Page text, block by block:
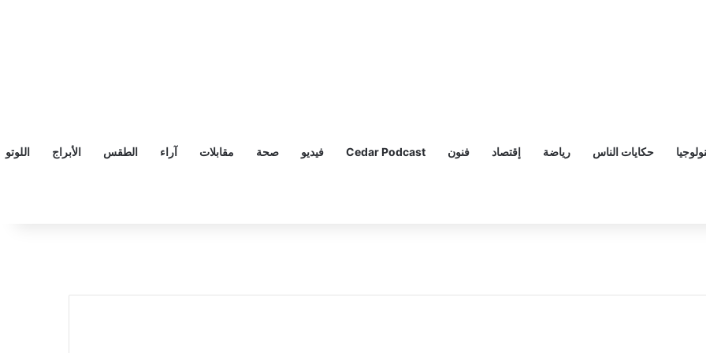
حكايات الناس رياضة إقتصاد فنون Cedar Podcast فيديو صحة مقابلات آراء الطقس الأبراج اللوتو